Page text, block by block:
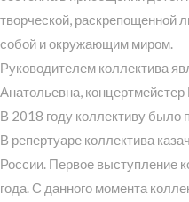
творческой, раскрепощенной
собой и окружающим миром.
Руководителем коллектива
Анатольевна,
В 2018 году коллективу было
В репертуаре коллектива
России. Первое выступление
года. С данного момента